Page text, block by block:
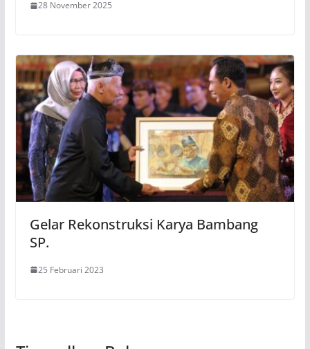
28 November 2025
Gelar Rekonstruksi Karya Bambang
SP.
25 Februari 2023